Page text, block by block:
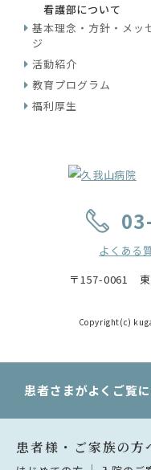
看護部について
基本理念・方針・メッ
ジ
活動紹介
教育プログラム
福利厚生
よくある
〒157-0061 東
Copyright(c)
患者さまがよくご覧
患者様・ご家族の方